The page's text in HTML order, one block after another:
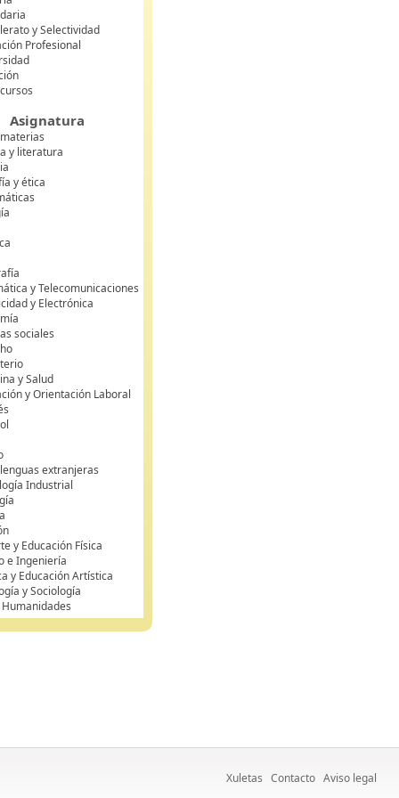
y Selectividad
Profesional
Asignatura
y literatura
y ética
y Telecomunicaciones
y Electrónica
sociales
y Salud
y Orientación Laboral
extranjeras
Industrial
y Educación Física
e Ingeniería
y Educación Artística
y Sociología
Xuletas Contacto Aviso legal